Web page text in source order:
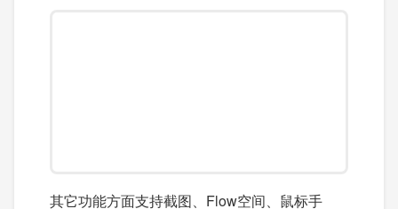
其它功能方面支持截图、Flow空间、鼠标手